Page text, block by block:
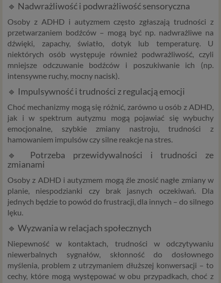
🔹 Nadwrażliwość i podwrażliwość sensoryczna
Osoby z ADHD i autyzmem często zgłaszają trudności z
przetwarzaniem bodźców – mogą być np. nadwrażliwe na
dźwięki, zapachy, światło, dotyk lub temperaturę. U
niektórych osób występuje również podwrażliwość, czyli
mniejsze odczuwanie bodźców i poszukiwanie ich (np.
intensywne ruchy, mocny nacisk).
🔹 Impulsywność i trudności z regulacją emocji
Choć mechanizmy mogą się różnić, zarówno u osób z ADHD,
jak i w spektrum autyzmu mogą pojawiać się wybuchy
emocjonalne, szybkie zmiany nastroju, trudności z
hamowaniem impulsów czy silne reakcje na stres.
🔹 Potrzeba przewidywalności i trudności ze
zmianami
Osoby z ADHD i autyzmem mogą źle znosić nagłe zmiany w
planie, niespodzianki czy brak jasnych oczekiwań. Dla
jednych będzie to powód do frustracji, dla innych – do silnego
lęku.
🔹 Wyzwania w relacjach społecznych
Niepewność w kontaktach, trudności w odczytywaniu
niewerbalnych sygnałów, skłonność do dosłownego
myślenia, problem z utrzymaniem dłuższej konwersacji – to
cechy, które mogą występować w obu przypadkach, choć z